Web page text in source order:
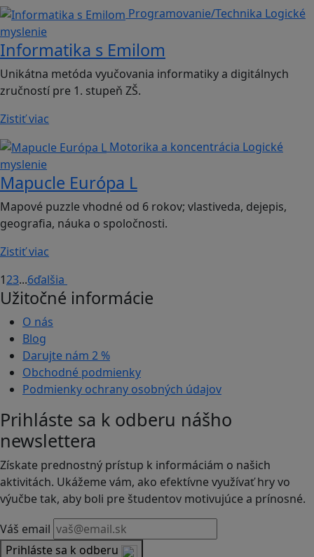
Programovanie/Technika Logické
myslenie
Informatika s Emilom
Unikátna metóda vyučovania informatiky a digitálnych
zručností pre 1. stupeň ZŠ.
Zistiť viac
Motorika a koncentrácia Logické
myslenie
Mapucle Európa L
Mapové puzzle vhodné od 6 rokov; vlastiveda, dejepis,
geografia, náuka o spoločnosti.
Zistiť viac
123...6ďalšia
Užitočné informácie
O nás
Blog
Darujte nám 2 %
Obchodné podmienky
Podmienky ochrany osobných údajov
Prihláste sa k odberu nášho
newslettera
Získate prednostný prístup k informáciám o našich
aktivitách. Ukážeme vám, ako efektívne využívať hry vo
výučbe tak, aby boli pre študentov motivujúce a prínosné.
Váš email
Prihláste sa k odberu